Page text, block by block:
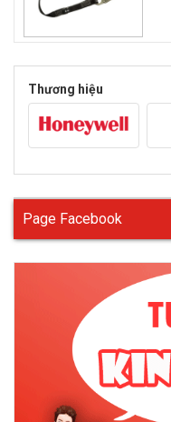
Thương hiệu
Page Facebook